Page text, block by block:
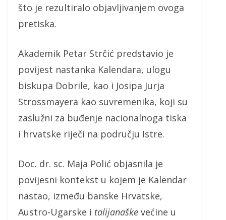
što je rezultiralo objavljivanjem ovoga
pretiska.
Akademik Petar Strčić predstavio je
povijest nastanka Kalendara, ulogu
biskupa Dobrile, kao i Josipa Jurja
Strossmayera kao suvremenika, koji su
zaslužni za buđenje nacionalnoga tiska
i hrvatske riječi na području Istre.
Doc. dr. sc. Maja Polić objasnila je
povijesni kontekst u kojem je Kalendar
nastao, između banske Hrvatske,
Austro-Ugarske i talijanaške većine u